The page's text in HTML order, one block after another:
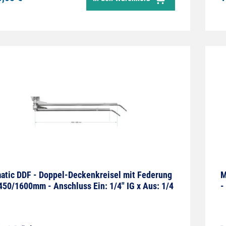
mit Zugentlastungsfeder
DDF - Doppel-Deckenkreisel mit Federung
1600mm - Anschluss Ein: 1/4" IG x Aus: 1/4
-